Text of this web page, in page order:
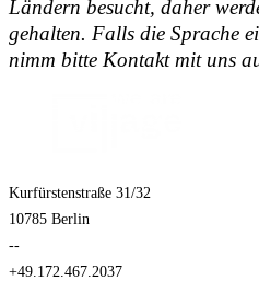
Ländern besucht, daher
gehalten. Falls die Sprache
nimm bitte Kontakt mit uns
Kurfürstenstraße 31/32
10785 Berlin
--
+49.172.467.2037